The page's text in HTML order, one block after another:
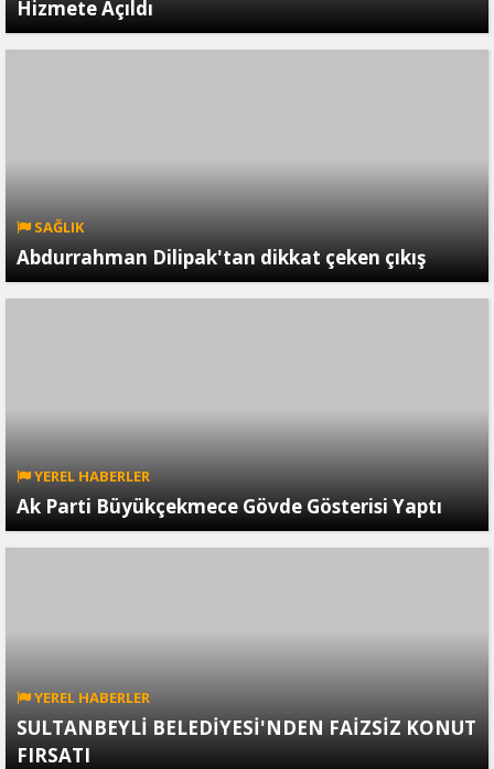
Hizmete Açıldı
SAĞLIK
Abdurrahman Dilipak'tan dikkat çeken çıkış
YEREL HABERLER
Ak Parti Büyükçekmece Gövde Gösterisi Yaptı
YEREL HABERLER
SULTANBEYLİ BELEDİYESİ'NDEN FAİZSİZ KONUT
FIRSATI